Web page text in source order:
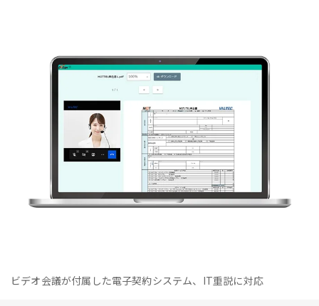
ビデオ会議が付属した電子契約システム、IT重説に対応